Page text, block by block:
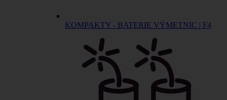
KOMPAKTY - BATERIE VÝMETNIC | F4